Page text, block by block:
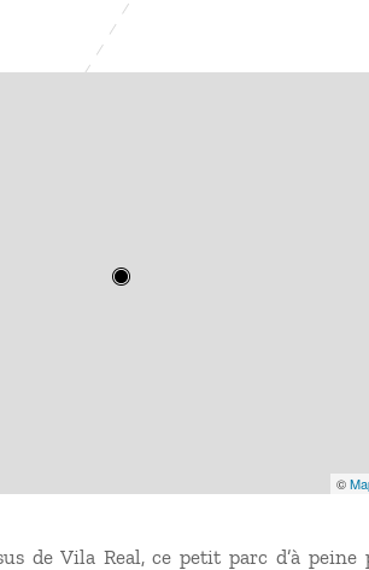
©
de Vila Real, ce petit parc d’à